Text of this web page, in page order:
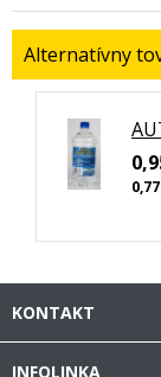
Alternatívny
KONTAKT
INFOLINKA